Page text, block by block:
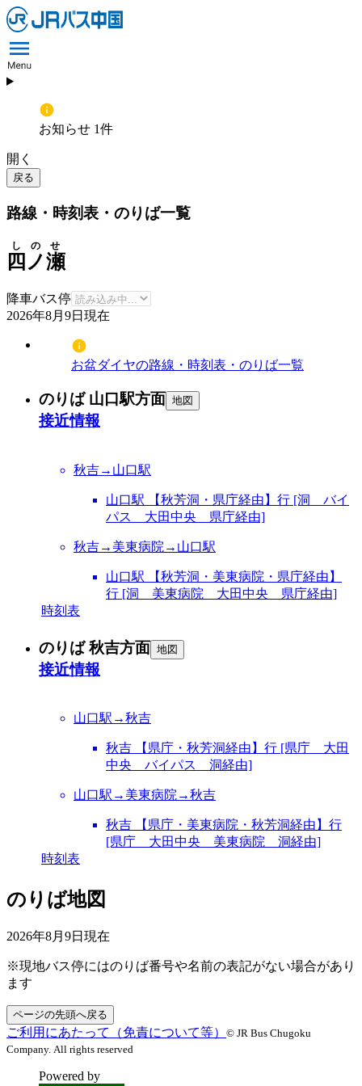
お知らせ 1件
開く
戻る
路線・時刻表・のりば一覧
四ノ瀬
しのせ
降車バス停
2026年8月9日 現在
お盆ダイヤの路線・時刻表・のりば一覧
のりば 山口駅方面 地図
接近情報
秋吉→山口駅
山口駅 【秋芳洞・県庁経由】行 [洞 バイ
パス 大田中央 県庁経由]
秋吉→美東病院→山口駅
山口駅 【秋芳洞・美東病院・県庁経由】
行 [洞 美東病院 大田中央 県庁経由]
時刻表
のりば 秋吉方面 地図
接近情報
山口駅→秋吉
秋吉 【県庁・秋芳洞経由】行 [県庁 大田
中央 バイパス 洞経由]
山口駅→美東病院→秋吉
秋吉 【県庁・美東病院・秋芳洞経由】行
[県庁 大田中央 美東病院 洞経由]
時刻表
のりば地図
2026年8月9日 現在
※現地バス停にはのりば番号や名前の表記がない場合があり
ます
ページの先頭へ戻る
ご利用にあたって（免責について等） © JR Bus Chugoku
Company. All rights reserved
Powered by